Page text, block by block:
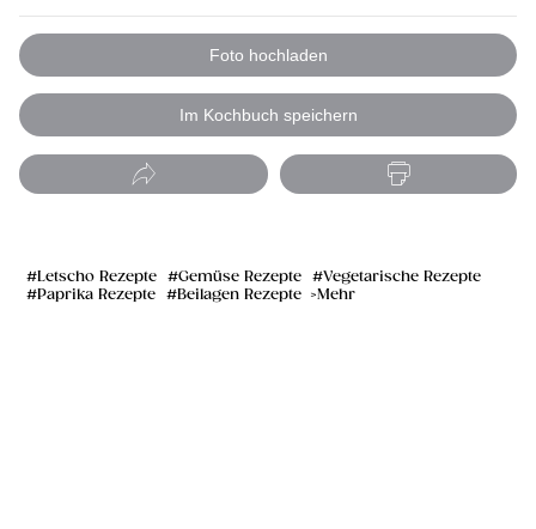
Foto hochladen
Im Kochbuch speichern
Letscho Rezepte Gemüse Rezepte
Vegetarische Rezepte
Paprika Rezepte
Beilagen Rezepte Mehr